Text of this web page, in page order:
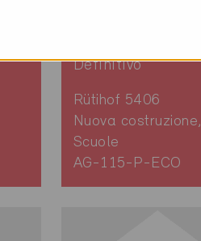
Definitivo
Rütihof 5406
Nuova costruzione,
Scuole
AG-115-P-ECO